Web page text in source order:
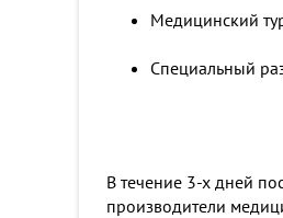
Медицинский
Специальный
В течение 3-х дней
производители